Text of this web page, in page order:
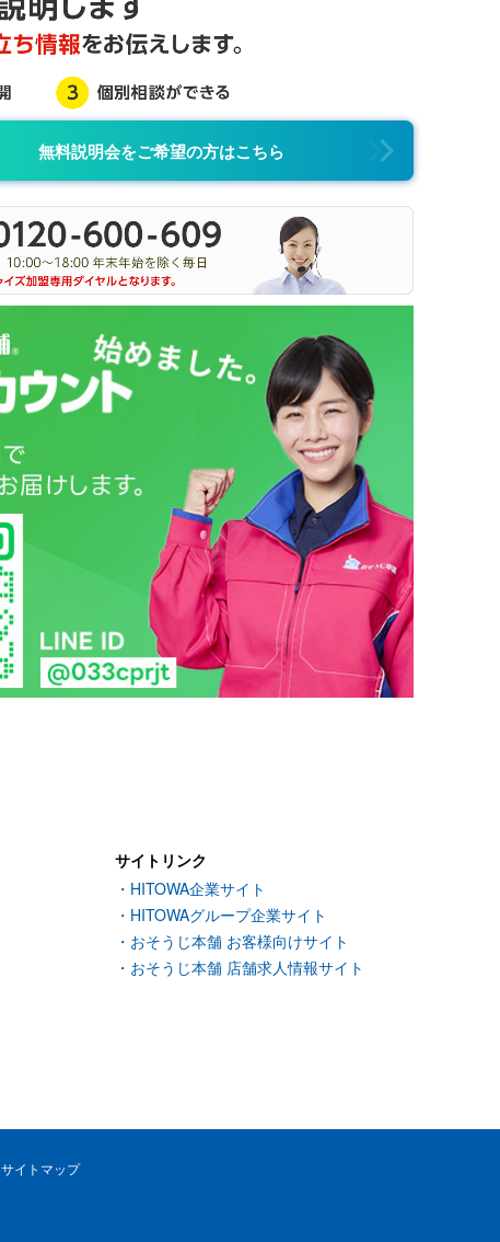
無料説明会をご希望の方はこちら
サイトリンク
HITOWA企業サイト
HITOWAグループ企業サイト
おそうじ本舗 お客様向けサイト
おそうじ本舗 店舗求人情報サイト
サイトマップ